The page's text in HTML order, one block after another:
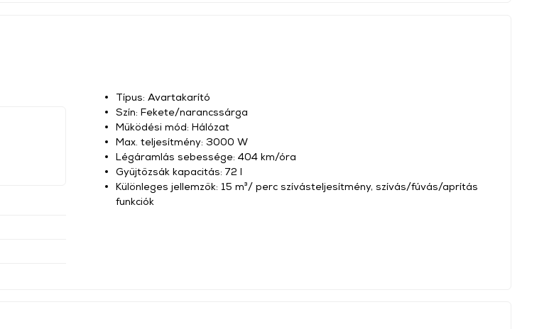
Típus: Avartakarító
Szín: Fekete/narancssárga
Működési mód: Hálózat
Max. teljesítmény: 3000 W
Légáramlás sebessége: 404 km/óra
Gyűjtőzsák kapacitás: 72 l
Különleges jellemzők: 15 m³/ perc szívásteljesítmény, szívás/fúvás/aprítás
funkciók